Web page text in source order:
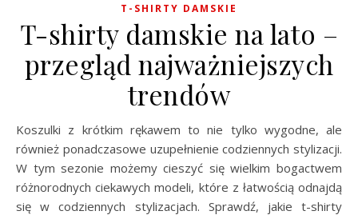
T-SHIRTY DAMSKIE
T-shirty damskie na lato –
przegląd najważniejszych
trendów
Koszulki z krótkim rękawem to nie tylko wygodne, ale
również ponadczasowe uzupełnienie codziennych stylizacji.
W tym sezonie możemy cieszyć się wielkim bogactwem
różnorodnych ciekawych modeli, które z łatwością odnajdą
się w codziennych stylizacjach. Sprawdź, jakie t-shirty